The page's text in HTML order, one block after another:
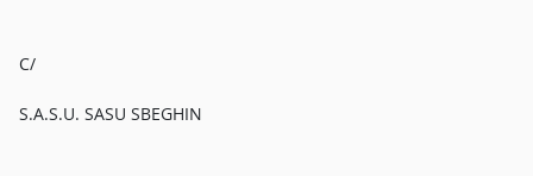
C/
S.A.S.U. SASU SBEGHIN